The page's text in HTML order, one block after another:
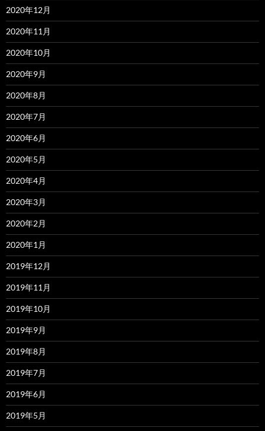
2020年12月
2020年11月
2020年10月
2020年9月
2020年8月
2020年7月
2020年6月
2020年5月
2020年4月
2020年3月
2020年2月
2020年1月
2019年12月
2019年11月
2019年10月
2019年9月
2019年8月
2019年7月
2019年6月
2019年5月